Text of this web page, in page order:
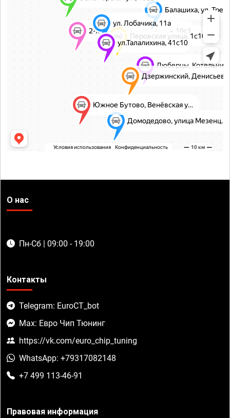
О нас
Пн-Сб | 09:00 - 19:00
Контакты
Telegram: EuroCT_bot
Max: Евро Чип Тюнинг
https://vk.com/euro_chip_tuning
WhatsApp: +79317082148
+7 499 113-46-91
Правовая информация